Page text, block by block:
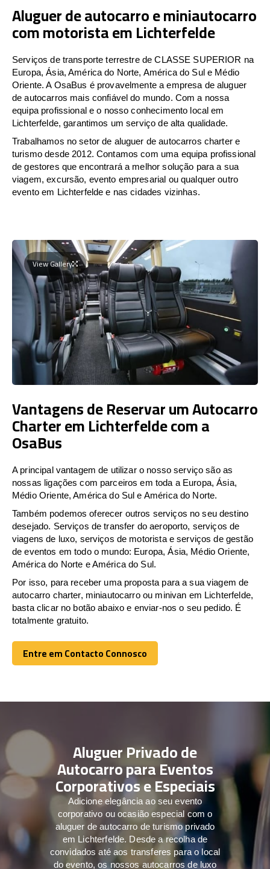
Aluguer de autocarro e miniautocarro
com motorista em Lichterfelde
Serviços de transporte terrestre de CLASSE SUPERIOR na
Europa, Ásia, América do Norte, América do Sul e Médio
Oriente. A OsaBus é provavelmente a empresa de aluguer
de autocarros mais confiável do mundo. Com a nossa
equipa profissional e o nosso conhecimento local em
Lichterfelde, garantimos um serviço de alta qualidade.
Trabalhamos no setor de aluguer de autocarros charter e
turismo desde 2012. Contamos com uma equipa profissional
de gestores que encontrará a melhor solução para a sua
viagem, excursão, evento empresarial ou qualquer outro
evento em Lichterfelde e nas cidades vizinhas.
View Gallery
Vantagens de Reservar um Autocarro
Charter em Lichterfelde com a
OsaBus
A principal vantagem de utilizar o nosso serviço são as
nossas ligações com parceiros em toda a Europa, Ásia,
Médio Oriente, América do Sul e América do Norte.
Também podemos oferecer outros serviços no seu destino
desejado. Serviços de transfer do aeroporto, serviços de
viagens de luxo, serviços de motorista e serviços de gestão
de eventos em todo o mundo: Europa, Ásia, Médio Oriente,
América do Norte e América do Sul.
Por isso, para receber uma proposta para a sua viagem de
autocarro charter, miniautocarro ou minivan em Lichterfelde,
basta clicar no botão abaixo e enviar-nos o seu pedido. É
totalmente gratuito.
Entre em Contacto Connosco
Entre em Contacto Connosco
Aluguer Privado de
Autocarro para Eventos
Corporativos e Especiais
Adicione elegância ao seu evento
corporativo ou ocasião especial com o
aluguer de autocarro de turismo privado
em Lichterfelde. Desde a recolha de
convidados até aos transferes para o local
do evento, os nossos autocarros de luxo